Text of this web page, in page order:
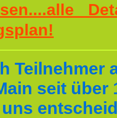
Teilnehmer
seit über